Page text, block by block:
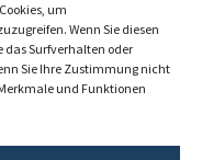
um
Wenn Sie diesen
Surfverhalten oder
Sie Ihre Zustimmung nicht
und Funktionen